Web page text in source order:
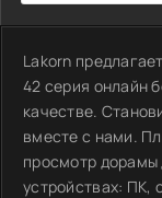
Lakorn
42 серия онлайн
качестве.
вместе с нами.
просмотр дорамы
устройствах: ПК,